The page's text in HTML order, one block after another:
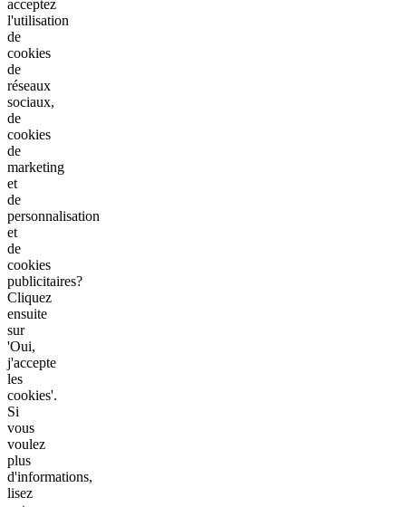
acceptez
l'utilisation
de
cookies
de
réseaux
sociaux,
de
cookies
de
marketing
et
de
personnalisation
et
de
cookies
publicitaires?
Cliquez
ensuite
sur
'Oui,
j'accepte
les
cookies'.
Si
vous
voulez
plus
d'informations,
lisez